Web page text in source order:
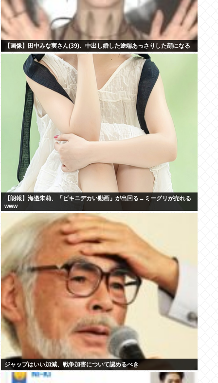
【画像】田中みな実さん(39)、中出し婚した途端あっさりした顔になる
【朗報】海邉朱莉、「ビキニデカい動画」が出回る→ミーグリが売れる
www
ジャップはいい加減、戦争加害について認めるべき